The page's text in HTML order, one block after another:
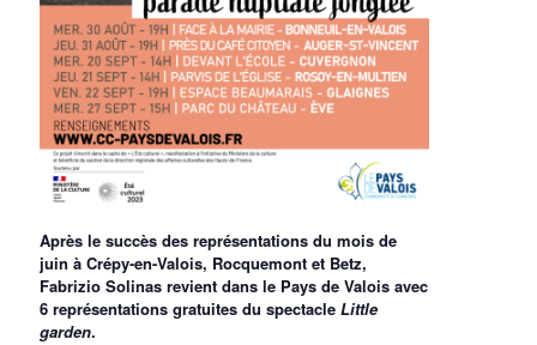
Après le succès des représentations du mois de
juin à Crépy-en-Valois, Rocquemont et Betz,
Fabrizio Solinas revient dans le Pays de Valois avec
6 représentations gratuites du spectacle Little
garden.